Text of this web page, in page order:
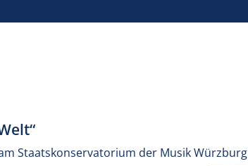
Staatskonservatorium der Musik Würzburg